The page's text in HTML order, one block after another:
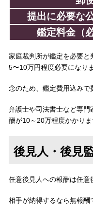
提出に必要な
鑑定料金（
家庭裁判所が鑑定を必要
5〜10万円程度必要になりま
念のため、鑑定費用込みで
弁護士や司法書士など専門
酬が10～20万程度かかりま
後見人・後見
任意後見人への報酬は任意
相手が納得するなら無報酬